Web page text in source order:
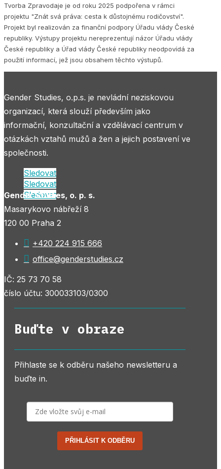
Tvorba Zpravodaje je od roku 2025 podpořena v rámci
projektu "Znát svá práva: cesta k důstojnému rodičovství".
Projekt byl realizován za finanční podpory Úřadu vlády České
republiky. Výstupy projektu nereprezentují názor Úřadu vlády
České republiky a Úřad vlády České republiky neodpovídá za
použití informací, jež jsou obsahem těchto výstupů.
Gender Studies, o.p.s. je nevládní neziskovou
organizací, která slouží především jako
informační, konzultační a vzdělávací centrum v
otázkách vztahů mužů a žen a jejich postavení ve
společnosti.
Sledovat
Sledovat
Sledovat
Gender Studies, o. p. s.
Masarykovo nábřeží 8
120 00 Praha 2
 +420 224 915 666
 office@genderstudies.cz
IČ: 25 73 70 58
číslo účtu: 300033103/0300
Buďte v obraze
Přihlaste se k odběru našeho newsletteru a
buďte in.
PŘIHLÁSIT K ODBĚRU